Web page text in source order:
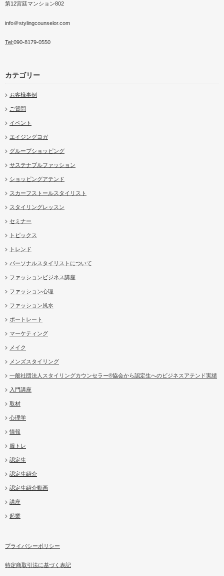
第12宮廷マンション802
info＠stylingcounselor.com
Tel:090-8179-0550
カテゴリー
お客様事例
ご質問
イベント
エイジングヨガ
グループショッピング
サステナブルファッション
ショッピングアテンド
スカーフストールスタイリスト
スタイリングレッスン
セミナー
トピックス
トレンド
パーソナルスタイリストについて
ファッションビジネス講座
ファッション心理
ファッション風水
ポートレート
マーケティング
メイク
メンズスタイリング
一般社団法人スタイリングカウンセラー®協会から認定生へのビジネスアテンド実績
入門講座
取材
心理学
情報
服トレ
認定生
認定生紹介
認定生紹介動画
講座
起業
プライバシーポリシー
特定商取引法に基づく表記